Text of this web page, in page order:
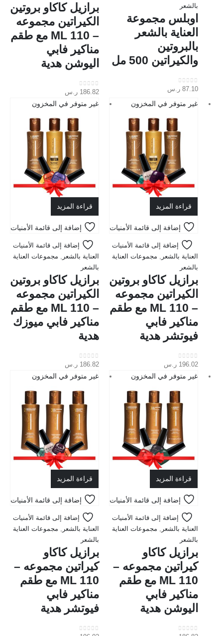
بالشعر
اوبلس مجموعة
العناية بالشعر
بالبروتين
والكيراتين 500 مل
0
out of 5
87.10 ر.س
برازيل كاكاو بروتين
الكيراتين مجموعه
– 110 ML مع طقم
مناكير فابي
اليوشن هدية
0
out of 5
186.82 ر.س
غير متوفر في المخزون
قراءة المزيد
إضافة إلى قائمة الأمنيات
إضافة إلى قائمة الأمنيات
العناية بالشعر
مجموعات العناية
بالشعر
برازيل كاكاو بروتين
الكيراتين مجموعه
– 110 ML مع طقم
مناكير فابي
فيوتشر هدية
0
out of 5
196.02 ر.س
غير متوفر في المخزون
قراءة المزيد
إضافة إلى قائمة الأمنيات
إضافة إلى قائمة الأمنيات
العناية بالشعر
مجموعات العناية
بالشعر
برازيل كاكاو بروتين
الكيراتين مجموعه
– 110 ML مع طقم
مناكير فابي ميوزك
هدية
0
out of 5
186.82 ر.س
غير متوفر في المخزون
قراءة المزيد
إضافة إلى قائمة الأمنيات
إضافة إلى قائمة الأمنيات
العناية بالشعر , مجموعات العناية
بالشعر
برازيل كاكاو
كيراتين مجموعه –
110 ML مع طقم
مناكير فابي
اليوشن هدية
غير متوفر في المخزون
قراءة المزيد
إضافة إلى قائمة الأمنيات
إضافة إلى قائمة الأمنيات
العناية بالشعر , مجموعات العناية
بالشعر
برازيل كاكاو
كيراتين مجموعه –
110 ML مع طقم
مناكير فابي
فيوتشر هدية